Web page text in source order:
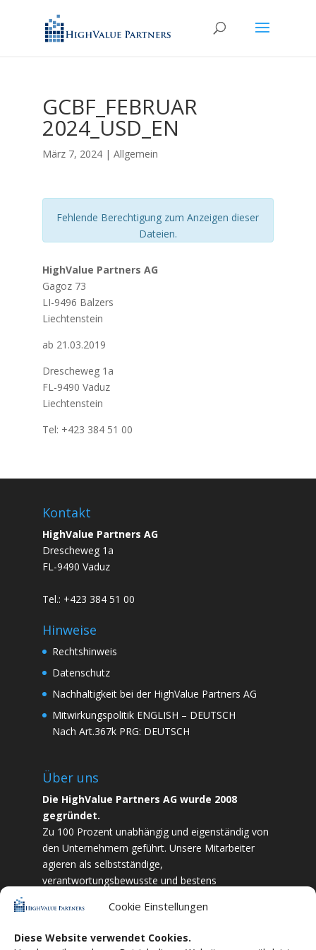
Cookie Einstellungen
Diese Website verwendet Cookies.
GCBF_FEBRUAR
2024_USD_EN
März 7, 2024| Allgemein
Fehlende Berechtigung zum Anzeigen dieser
Dateien.
HighValue Partners AG
Gagoz 73
LI-9496 Balzers
Liechtenstein
ab 21.03.2019
Drescheweg 1a
FL-9490 Vaduz
Liechtenstein
Tel: +423 384 51 00
Kontakt
HighValue Partners AG
Drescheweg 1a
FL-9490 Vaduz
Tel.: +423 384 51 00
Hinweise
Rechtshinweis
Datenschutz
Nachhaltigkeit bei der HighValue Partners AG
Mitwirkungspolitik ENGLISH – DEUTSCH
Nach Art.367k PRG: DEUTSCH
Über uns
Die HighValue Partners AG wurde 2008
gegründet.
Zu 100 Prozent unabhängig und eigenständig von
den Unternehmern geführt. Unsere Mitarbeiter
agieren als selbstständige,
verantwortungsbewusste und bestens
und Zielstrebigkeit sind wir bestrebt das